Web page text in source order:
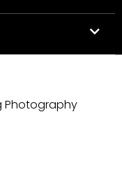
Photography